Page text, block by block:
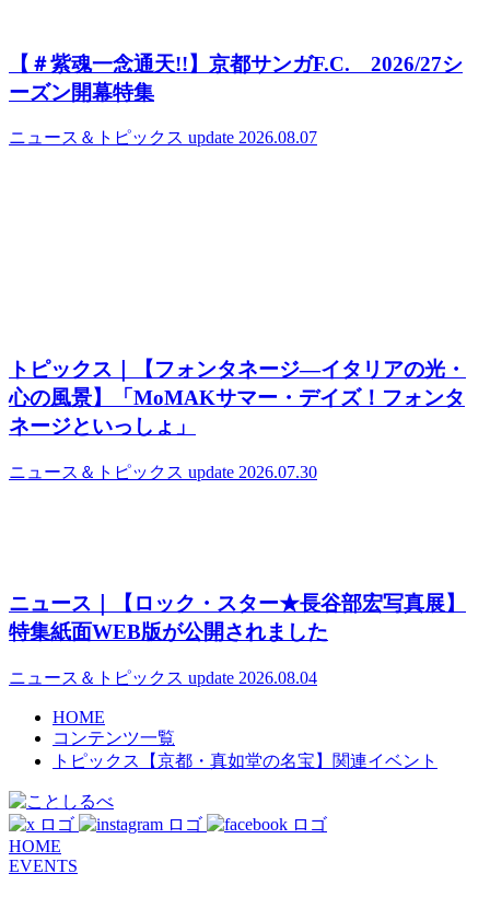
【＃紫魂一念通天!!】京都サンガF.C. 2026/27シ
ーズン開幕特集
ニュース＆トピックス update 2026.08.07
トピックス｜【フォンタネージ—イタリアの光・
心の風景】「MoMAKサマー・デイズ！フォンタ
ネージといっしょ」
ニュース＆トピックス update 2026.07.30
ニュース｜【ロック・スター★長谷部宏写真展】
特集紙面WEB版が公開されました
ニュース＆トピックス update 2026.08.04
HOME
コンテンツ一覧
トピックス【京都・真如堂の名宝】関連イベント
HOME
EVENTS